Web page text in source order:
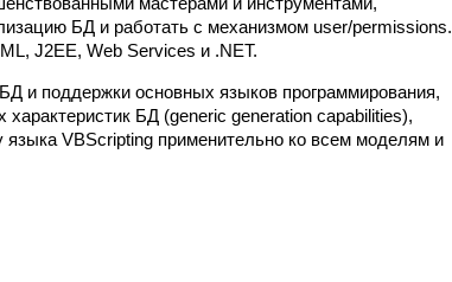
БД и работать с механизмом user/permissions.
J2EE, Web Services и .NET.
и поддержки основных языков программирования,
БД (generic generation capabilities),
VBScripting применительно ко всем моделям и